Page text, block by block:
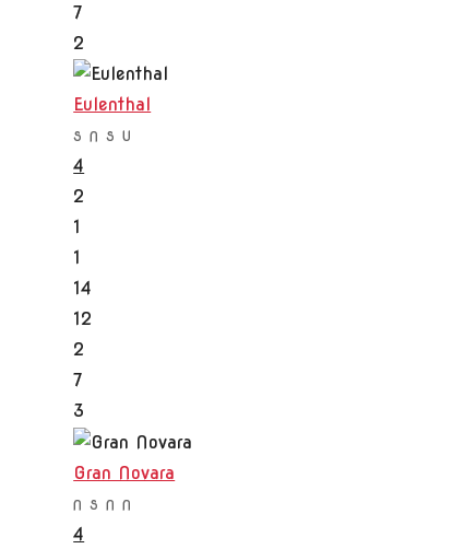
7
2
Eulenthal
S N S U
4
2
1
1
14
12
2
7
3
Gran Novara
N S N N
4